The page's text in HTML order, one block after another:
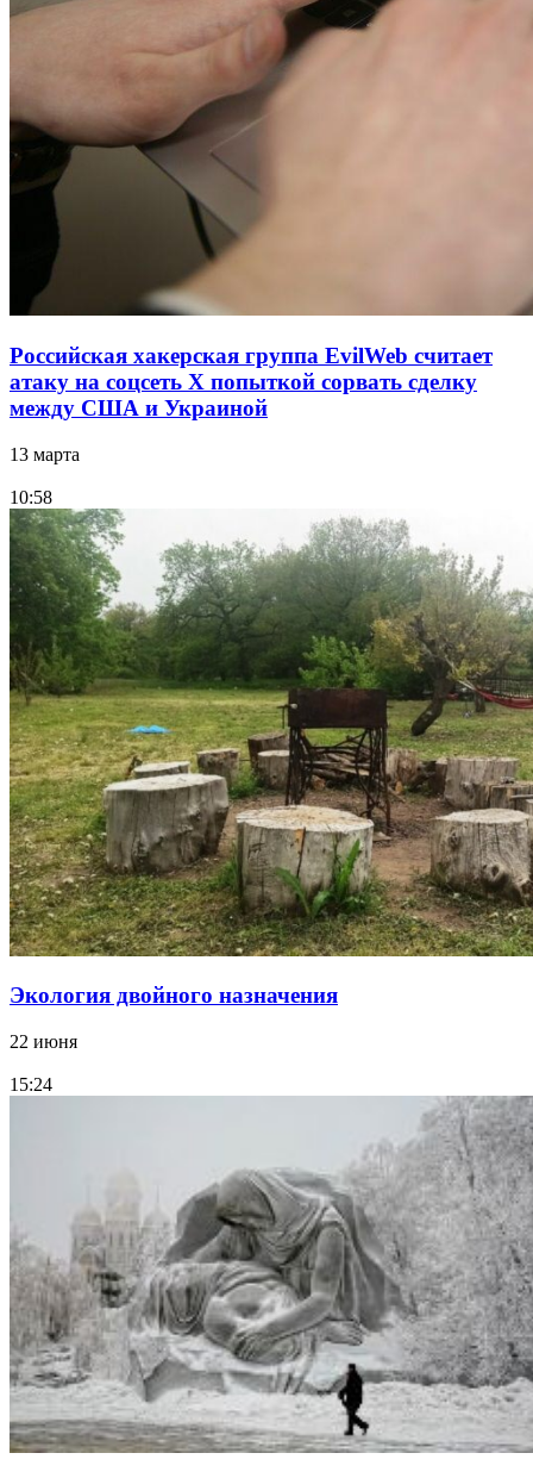
Российская хакерская группа EvilWeb считает
атаку на соцсеть Х попыткой сорвать сделку
между США и Украиной
13 марта
10:58
Экология двойного назначения
22 июня
15:24